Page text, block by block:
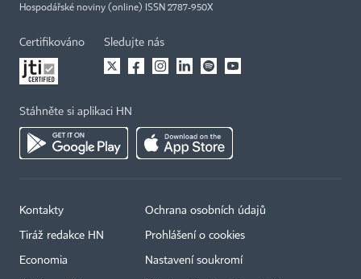
Hospodářské noviny (online) ISSN 2787-950X
Certifikováno Sledujte nás
Stáhněte si aplikaci HN
Kontakty
Tiráž redakce HN
Economia
Ochrana osobních údajů
Prohlášení o cookies
Nastavení soukromí